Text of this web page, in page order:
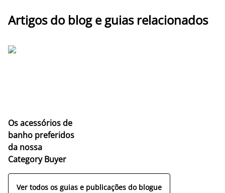
Artigos do blog e guias relacionados
Os acessórios de
banho preferidos
da nossa
Category Buyer
Ver todos os guias e publicações do blogue